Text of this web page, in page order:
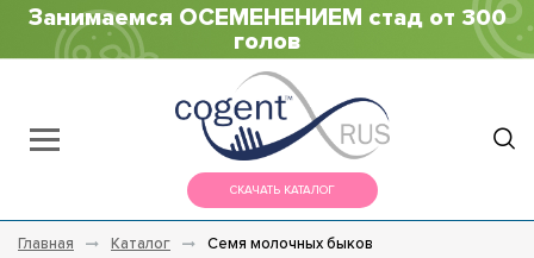
Занимаемся ОСЕМЕНЕНИЕМ стад от 300
голов
СКАЧАТЬ КАТАЛОГ
Главная Каталог Семя молочных быков